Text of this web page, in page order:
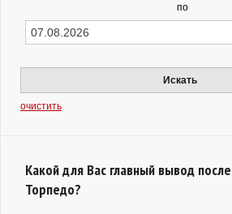
по
Искать
очистить
Какой для Вас главный вывод
Торпедо?